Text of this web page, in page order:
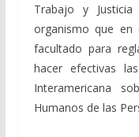
Trabajo y
organismo que en
facultado para
hacer efectivas
Interamericana
Humanos de las